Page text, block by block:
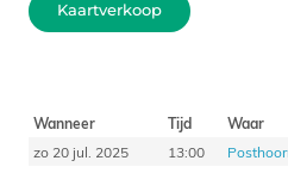
Kaartverkoop
Wanneer Tijd
Waar
zo 20 jul. 2025
13:00